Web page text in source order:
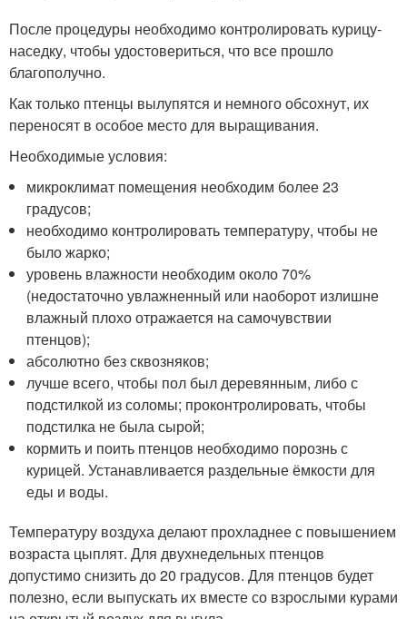
После процедуры необходимо контролировать курицу-
наседку, чтобы удостовериться, что все прошло
благополучно.
Как только птенцы вылупятся и немного обсохнут, их
переносят в особое место для выращивания.
Необходимые условия:
микроклимат помещения необходим более 23
градусов;
необходимо контролировать температуру, чтобы не
было жарко;
уровень влажности необходим около 70%
(недостаточно увлажненный или наоборот излишне
влажный плохо отражается на самочувствии
птенцов);
абсолютно без сквозняков;
лучше всего, чтобы пол был деревянным, либо с
подстилкой из соломы; проконтролировать, чтобы
подстилка не была сырой;
кормить и поить птенцов необходимо порознь с
курицей. Устанавливается раздельные ёмкости для
еды и воды.
Температуру воздуха делают прохладнее с повышением
возраста цыплят. Для двухнедельных птенцов
допустимо снизить до 20 градусов. Для птенцов будет
полезно, если выпускать их вместе со взрослыми курами